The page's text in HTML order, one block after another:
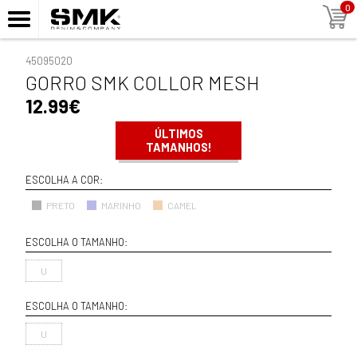
0
45095020
GORRO SMK COLLOR MESH
12.99€
ÚLTIMOS
TAMANHOS!
ESCOLHA A COR:
PRETO MARINHO CAMEL
ESCOLHA O TAMANHO:
U
ESCOLHA O TAMANHO:
U